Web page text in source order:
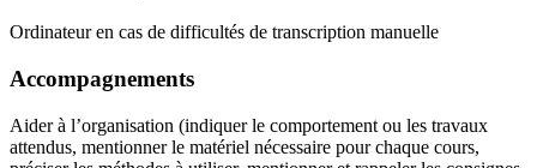
Ordinateur en cas de difficultés de transcription manuelle
Accompagnements
Aider à l’organisation (indiquer le comportement ou les travaux
attendus, mentionner le matériel nécessaire pour chaque cours,